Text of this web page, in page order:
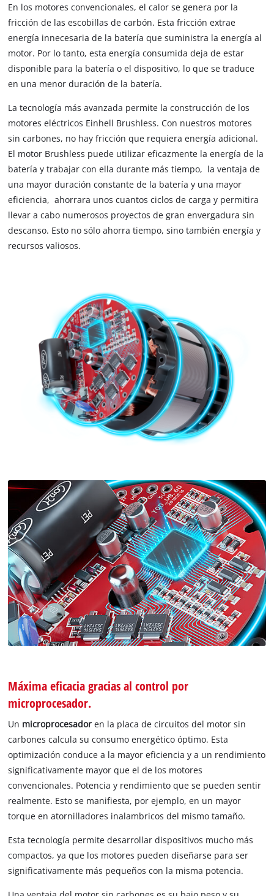
En los motores convencionales, el calor se genera por la
fricción de las escobillas de carbón. Esta fricción extrae
energía innecesaria de la batería que suministra la energía al
motor. Por lo tanto, esta energía consumida deja de estar
disponible para la batería o el dispositivo, lo que se traduce
en una menor duración de la batería.
La tecnología más avanzada permite la construcción de los
motores eléctricos Einhell Brushless. Con nuestros motores
sin carbones, no hay fricción que requiera energía adicional.
El motor Brushless puede utilizar eficazmente la energía de la
batería y trabajar con ella durante más tiempo, la ventaja de
una mayor duración constante de la batería y una mayor
eficiencia, ahorrara unos cuantos ciclos de carga y permitira
llevar a cabo numerosos proyectos de gran envergadura sin
descanso. Esto no sólo ahorra tiempo, sino también energía y
recursos valiosos.
Máxima eficacia gracias al control por
microprocesador.
Un microprocesadoren la placa de circuitos del motor sin
carbones calcula su consumo energético óptimo. Esta
optimización conduce a la mayor eficiencia y a un rendimiento
significativamente mayor que el de los motores
convencionales. Potencia y rendimiento que se pueden sentir
realmente. Esto se manifiesta, por ejemplo, en un mayor
torque en atornilladores inalambricos del mismo tamaño.
Esta tecnología permite desarrollar dispositivos mucho más
compactos, ya que los motores pueden diseñarse para ser
significativamente más pequeños con la misma potencia.